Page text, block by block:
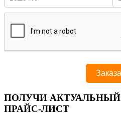
ПОЛУЧИ АКТУАЛЬНЫЙ
ПРАЙС-ЛИСТ